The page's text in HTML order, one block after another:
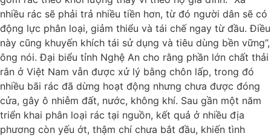
nhiều rác sẽ phải trả nhiều tiền hơn, từ đó người dân sẽ có
động lực phân loại, giảm thiểu và tái chế ngay từ đầu. Điều
này cũng khuyến khích tái sử dụng và tiêu dùng bền vững”,
ông nói. Đại biểu tỉnh Nghệ An cho rằng phần lớn chất thải
rắn ở Việt Nam vẫn được xử lý bằng chôn lấp, trong đó
nhiều bãi rác đã dừng hoạt động nhưng chưa được đóng
cửa, gây ô nhiễm đất, nước, không khí. Sau gần một năm
triển khai phân loại rác tại nguồn, kết quả ở nhiều địa
phương còn yếu ớt, thậm chí chưa bắt đầu, khiến tình